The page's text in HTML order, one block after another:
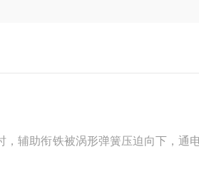
，辅助衔铁被涡形弹簧压迫向下，通